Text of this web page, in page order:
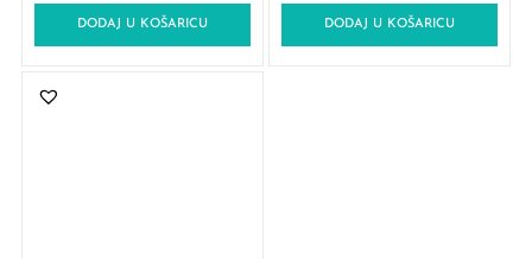
DODAJ U KOŠARICU DODAJ U KOŠARICU